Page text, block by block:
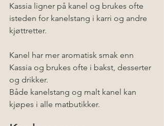
Kassia ligner på kanel og brukes ofte
isteden for kanelstang i karri og andre
kjøttretter.
Kanel har mer aromatisk smak enn
Kassia og brukes ofte i bakst, desserter
og drikker.
Både kanelstang og malt kanel kan
kjøpes i alle matbutikker.